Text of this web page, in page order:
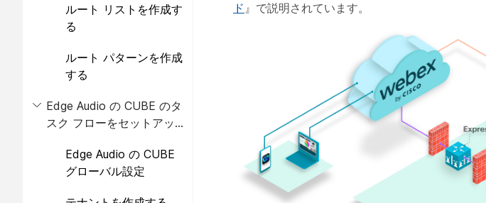
ルート リストを作成す
る
ルート パターンを作成
する
Edge Audio の CUBE のタ
スク フローをセットアッ
Edge Audio の CUBE
グローバル設定
ド 』で説明されています。